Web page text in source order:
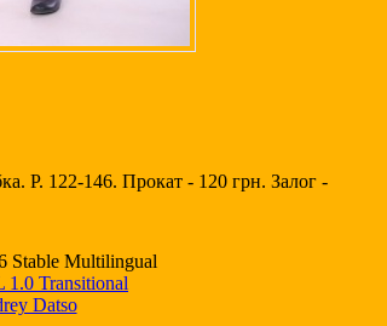
Р. 122-146. Прокат - 120 грн. Залог -
Stable Multilingual
Transitional
Datso